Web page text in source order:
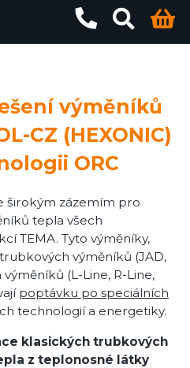
výměníků
CZ (HEXONIC)
ORC
širokým zázemím pro
tepla všech
TEMA. Tyto výměníky,
výměníků (JAD,
(L-Line, R-Line,
poptávku po speciálních
technologií a energetiky.
klasických trubkových
z teplonosné látky